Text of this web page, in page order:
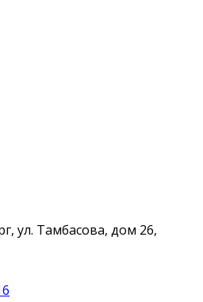
ул. Тамбасова, дом 26,